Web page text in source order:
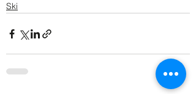
Ski